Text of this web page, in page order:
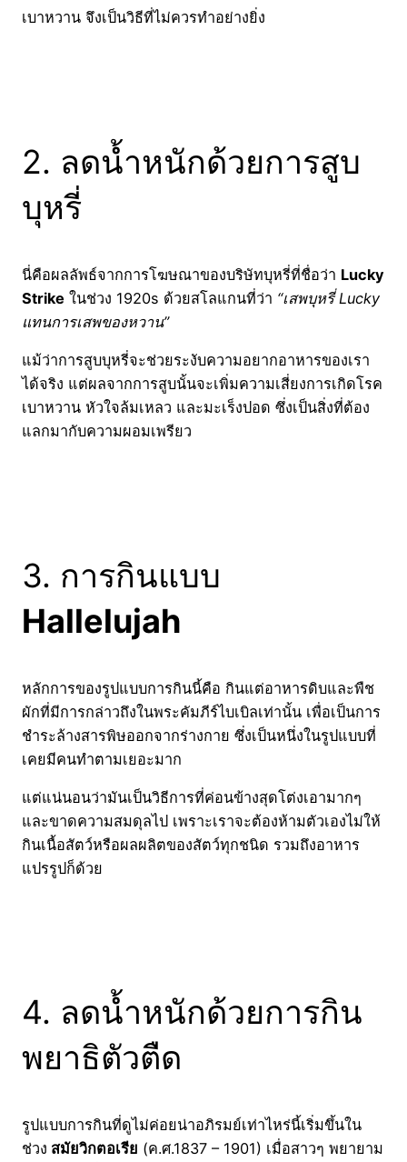
เบาหวาน จึงเป็นวิธีที่ไม่ควรทำอย่างยิ่ง
2. ลดน้ำหนักด้วยการสูบ
บุหรี่
นี่คือผลลัพธ์จากการโฆษณาของบริษัทบุหรี่ที่ชื่อว่า Lucky
Strike ในช่วง 1920s ด้วยสโลแกนที่ว่า “เสพบุหรี่ Lucky
แทนการเสพของหวาน”
แม้ว่าการสูบบุหรี่จะช่วยระงับความอยากอาหารของเรา
ได้จริง แต่ผลจากการสูบนั้นจะเพิ่มความเสี่ยงการเกิดโรค
เบาหวาน หัวใจล้มเหลว และมะเร็งปอด ซึ่งเป็นสิ่งที่ต้อง
แลกมากับความผอมเพรียว
3. การกินแบบ
Hallelujah
หลักการของรูปแบบการกินนี้คือ กินแต่อาหารดิบและพืช
ผักที่มีการกล่าวถึงในพระคัมภีร์ไบเบิลเท่านั้น เพื่อเป็นการ
ชำระล้างสารพิษออกจากร่างกาย ซึ่งเป็นหนึ่งในรูปแบบที่
เคยมีคนทำตามเยอะมาก
แต่แน่นอนว่ามันเป็นวิธีการที่ค่อนข้างสุดโต่งเอามากๆ
และขาดความสมดุลไป เพราะเราจะต้องห้ามตัวเองไม่ให้
กินเนื้อสัตว์หรือผลผลิตของสัตว์ทุกชนิด รวมถึงอาหาร
แปรรูปก็ด้วย
4. ลดน้ำหนักด้วยการกิน
พยาธิตัวตืด
รูปแบบการกินที่ดูไม่ค่อยน่าอภิรมย์เท่าไหร่นี้เริ่มขึ้นใน
ช่วง สมัยวิกตอเรีย (ค.ศ.1837 – 1901) เมื่อสาวๆ พยายาม